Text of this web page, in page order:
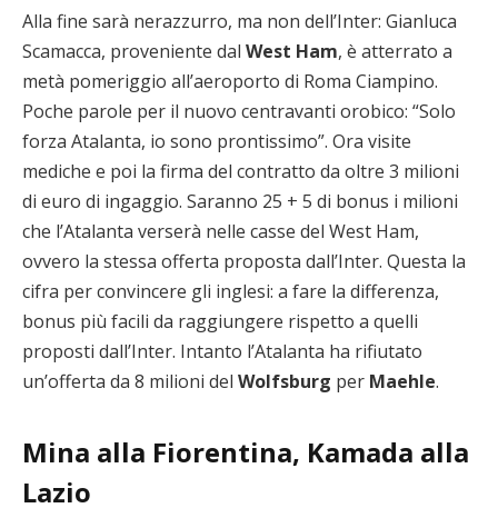
Alla fine sarà nerazzurro, ma non dell’Inter: Gianluca
Scamacca, proveniente dal West Ham, è atterrato a
metà pomeriggio all’aeroporto di Roma Ciampino.
Poche parole per il nuovo centravanti orobico: “Solo
forza Atalanta, io sono prontissimo”. Ora visite
mediche e poi la firma del contratto da oltre 3 milioni
di euro di ingaggio. Saranno 25 + 5 di bonus i milioni
che l’Atalanta verserà nelle casse del West Ham,
ovvero la stessa offerta proposta dall’Inter. Questa la
cifra per convincere gli inglesi: a fare la differenza,
bonus più facili da raggiungere rispetto a quelli
proposti dall’Inter. Intanto l’Atalanta ha rifiutato
un’offerta da 8 milioni del Wolfsburg per Maehle.
Mina alla Fiorentina, Kamada alla
Lazio